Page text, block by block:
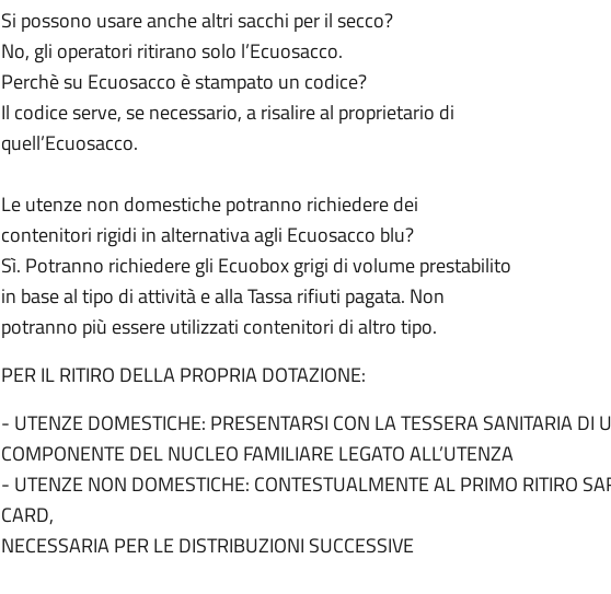
Si possono usare anche altri sacchi per il secco?
No, gli operatori ritirano solo l’Ecuosacco.
Perchè su Ecuosacco è stampato un codice?
Il codice serve, se necessario, a risalire al proprietario di
quell’Ecuosacco.
Le utenze non domestiche potranno richiedere dei
contenitori rigidi in alternativa agli Ecuosacco blu?
Sì. Potranno richiedere gli Ecuobox grigi di volume prestabilito
in base al tipo di attività e alla Tassa rifiuti pagata. Non
potranno più essere utilizzati contenitori di altro tipo.
PER IL RITIRO DELLA PROPRIA DOTAZIONE:
- UTENZE DOMESTICHE: PRESENTARSI CON LA TESSERA SANITARIA DI
COMPONENTE DEL NUCLEO FAMILIARE LEGATO ALL’UTENZA
- UTENZE NON DOMESTICHE: CONTESTUALMENTE AL PRIMO RITIRO
CARD,
NECESSARIA PER LE DISTRIBUZIONI SUCCESSIVE